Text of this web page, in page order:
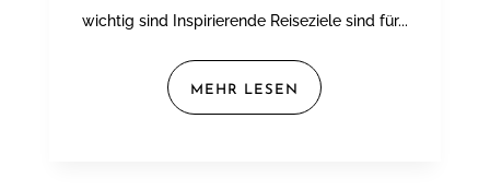
wichtig sind Inspirierende Reiseziele sind für...
MEHR LESEN